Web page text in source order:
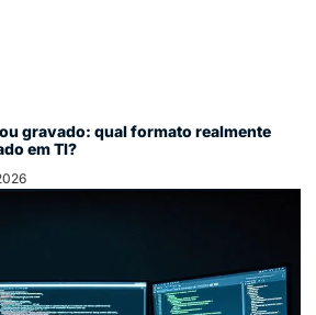
gravado: qual formato realmente
em TI?